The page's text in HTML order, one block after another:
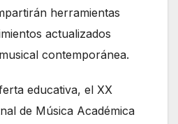
herramientas
actualizados
contemporánea.
educativa, el XX
de Música Académica